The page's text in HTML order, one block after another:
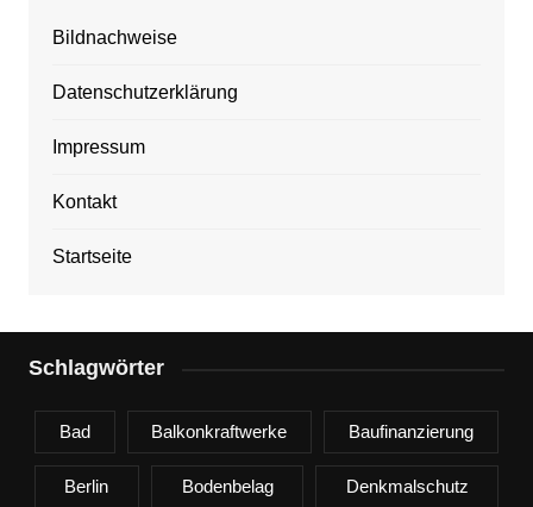
Bildnachweise
Datenschutzerklärung
Impressum
Kontakt
Startseite
Schlagwörter
Bad Balkonkraftwerke Baufinanzierung
Berlin Bodenbelag Denkmalschutz